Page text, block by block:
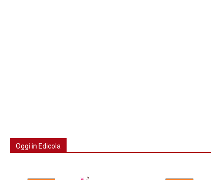
Oggi in Edicola